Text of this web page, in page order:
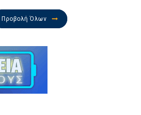
Προβολή Όλων